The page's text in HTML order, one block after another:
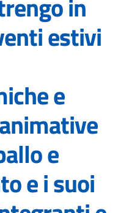
in
estivi
e
e
e i suoi